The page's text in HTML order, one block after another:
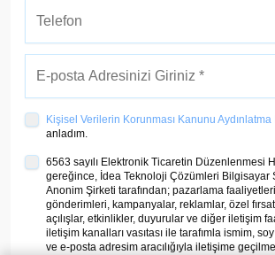
Kişisel Verilerin Korunması Kanunu Aydınlatma
anladım.
6563 sayılı Elektronik Ticaretin Düzenlenmesi
gereğince, İdea Teknoloji Çözümleri Bilgisayar
Anonim Şirketi tarafından; pazarlama
gönderimleri, kampanyalar, reklamlar, özel
açılışlar, etkinlikler, duyurular ve diğer iletişim
iletişim kanalları vasıtası ile tarafımla ismim,
ve e-posta adresim aracılığıyla iletişime